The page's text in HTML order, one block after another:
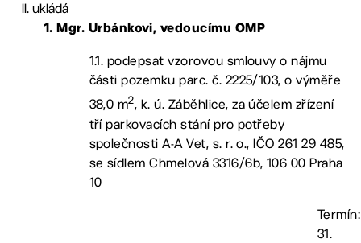
ukládá
1. Mgr. Urbánkovi, vedoucímu OMP
1.1. podepsat vzorovou smlouvy o nájmu
části pozemku parc. č. 2225/103, o výměře
38,0 m2, k. ú. Záběhlice, za účelem zřízení
tří parkovacích stání pro potřeby
společnosti A-A Vet, s. r. o., IČO 261 29 485,
se sídlem Chmelová 3316/6b, 106 00 Praha
10
Termín:
31.